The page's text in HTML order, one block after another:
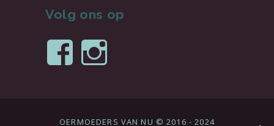
Volg ons op
Bekijk
profiel
OERMOEDERS VAN NU © 2016 - 2024